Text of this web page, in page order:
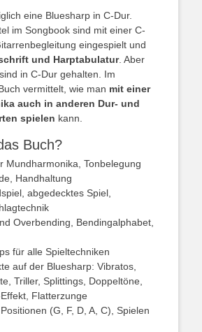
eine Bluesharp in C-Dur.
im Songbook sind mit einer C-
eingespielt und
und Harptabulatur. Aber
in C-Dur gehalten. Im
vermittelt, wie man mit einer
auch in anderen Dur- und
spielen kann.
Buch?
Mundharmonika, Tonbelegung
Handhaltung
abgedecktes Spiel,
Overbending, Bendingalphabet,
für alle Spieltechniken
auf der Bluesharp: Vibratos,
Triller, Splittings, Doppeltöne,
Flatterzunge
(G, F, D, A, C), Spielen